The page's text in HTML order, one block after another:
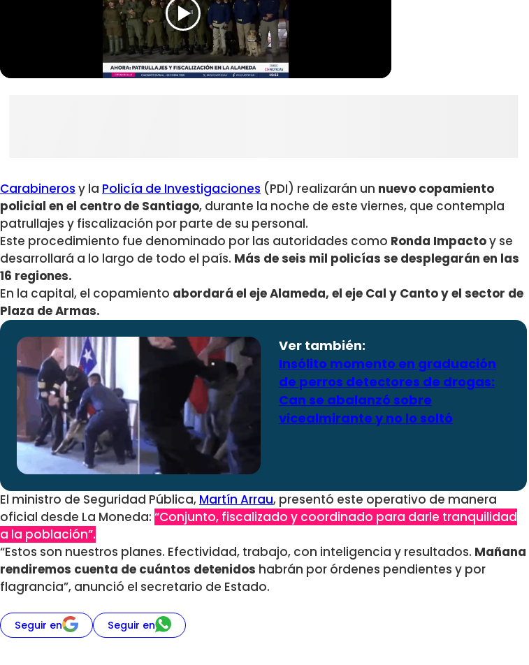
Carabineros y la Policía de Investigaciones (PDI) realizarán un nuevo copamiento
policial en el centro de Santiago, durante la noche de este viernes, que contempla
patrullajes y fiscalización por parte de su personal.
Este procedimiento fue denominado por las autoridades como Ronda Impactoy se
desarrollará a lo largo de todo el país. Más de seis mil policías se desplegarán en las
16 regiones.
En la capital, el copamiento abordará el eje Alameda, el eje Cal y Canto y el sector de
Plaza de Armas.
Ver también:
Insólito momento en graduación
de perros detectores de drogas:
Can se abalanzó sobre
vicealmirante y no lo soltó
El ministro de Seguridad Pública, Martín Arrau, presentó este operativo de manera
oficial desde La Moneda: “Conjunto, fiscalizado y coordinado para darle tranquilidad
a la población”.
“Estos son nuestros planes. Efectividad, trabajo, con inteligencia y resultados. Mañana
rendiremos cuenta de cuántos detenidos habrán por órdenes pendientes y por
flagrancia”, anunció el secretario de Estado.
Seguir en Seguir en